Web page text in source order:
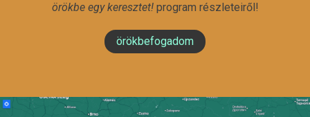
örökbe egy keresztet!program részleteiről!
örökbefogadom